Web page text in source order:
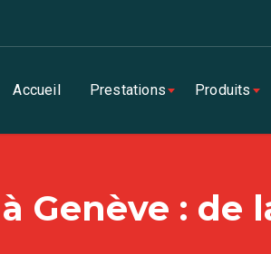
Accueil Prestations Produits
Genève : de